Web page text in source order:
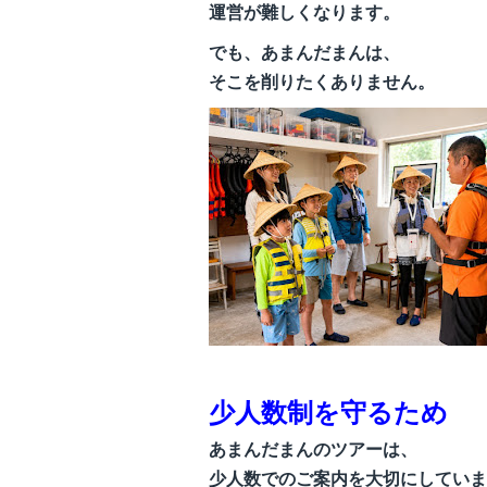
運営が難しくなります。
でも、あまんだまんは、
そこを削りたくありません。
少人数制を守るため
あまんだまんのツアーは、
少人数でのご案内を大切にしてい